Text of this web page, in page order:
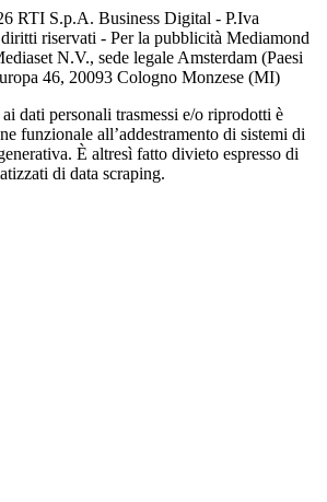
RTI S.p.A. Business Digital - P.Iva
riservati - Per la pubblicità Mediamond
N.V., sede legale Amsterdam (Paesi
46, 20093 Cologno Monzese (MI)
dati personali trasmessi e/o riprodotti è
funzionale all’addestramento di sistemi di
È altresì fatto divieto espresso di
di data scraping.